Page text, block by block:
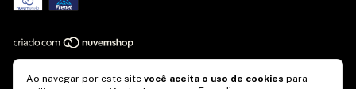
Ao navegar por este site você aceita o uso de cookies para
Copyright Ficty Loja - 2026. Todos os direitos reservados.